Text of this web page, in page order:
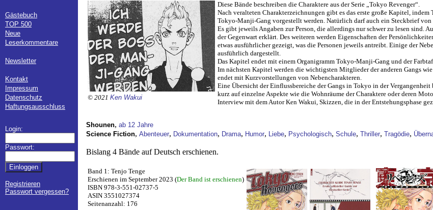
Gästebuch
TOP 500
Neue
Leserkommentare
Newsletter
Kontakt
Impressum
Datenschutz
Haftungsausschluss
Login:
Passwort:
Registrieren
Passwort vergessen?
© 2021 Ken Wakui
Diese Bände beschreiben die Charaktere aus der Serie „Tokyo Revenger“.
Nach veralteten Charakterzeichnungen gibt es das erste große Kapitel, indem
Tokyo-Manji-Gang vorgestellt werden. Natürlich darf auch ein Steckbrief
Es gibt jeweils Angaben zur Person, die allerdings nur schwer zu lesen sind.
der Gegenwart erklärt. Des weiteren werden Eigenschaften der
etwas ausführlicher gezeigt, was die Personen jeweils antreibt. Einige der
ausführlich dargestellt.
Das Kapitel endet mit einem Organigramm Tokyo-Manji-Gang und der
Im nächsten Kapitel werden die wichtigsten Mitglieder der anderen Gangs
endet mit Kurzvorstellungen von Nebencharakteren.
Eine Übersicht der Einflussbereiche der Gangs in Tokyo in der
kurz auf einzelne Aspekte wie die Wohnräume der Charaktere oder deren
Interview mit dem Autor Ken Wakui, Skizzen, die in der Entstehungsphase
Shounen, ab 12 Jahre
Science Fiction, Abenteuer, Dokumentation, Drama, Humor, Liebe, Psychologisch, Schule, Thriller, Tragödie,
Bislang 4 Bände auf Deutsch erschienen.
Band 1: Tenjo Tenge
Erschienen im September 2023 (Der Band ist erschienen)
ISBN 978-3-551-02737-5
ASIN 3551027374
Seitenanzahl: 176